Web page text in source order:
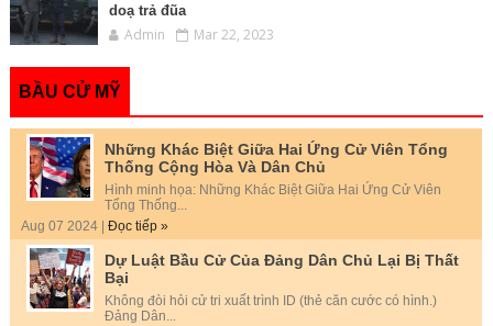
doạ trả đũa
Admin Mar 22, 2023
BẦU CỬ MỸ
Những Khác Biệt Giữa Hai Ứng Cử Viên Tổng
Thống Cộng Hòa Và Dân Chủ
Hình minh họa: Những Khác Biệt Giữa Hai Ứng Cử Viên
Tổng Thống...
Aug 07 2024 | Đọc tiếp »
Dự Luật Bầu Cử Của Đảng Dân Chủ Lại Bị Thất
Bại
Không đòi hỏi cử tri xuất trình ID (thẻ căn cước có hình.)
Đảng Dân...